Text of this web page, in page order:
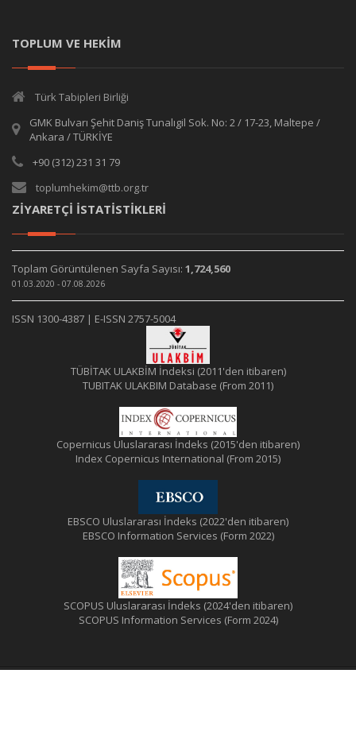
TOPLUM VE HEKİM
Türk Tabipleri Birliği
GMK Bulvarı Şehit Daniş Tunalıgil Sok. No: 2 / 17-23, Maltepe /
Ankara / TÜRKİYE
+90 (312) 231 31 79
toplumhekim@ttb.org.tr
ZİYARETÇİ İSTATİSTİKLERİ
Toplam Görüntülenen Sayfa Sayısı: 1,724,560
01.03.2020 - 07.08.2026
ISSN 1300-4387 | E-ISSN 2757-5004
TÜBİTAK ULAKBİM İndeksi (2011'den itibaren)
TUBITAK ULAKBIM Database (From 2011)
Copernicus Uluslararası İndeks (2015'den itibaren)
Index Copernicus International (From 2015)
EBSCO Uluslararası İndeks (2022'den itibaren)
EBSCO Information Services (Form 2022)
SCOPUS Uluslararası İndeks (2024'den itibaren)
SCOPUS Information Services (Form 2024)